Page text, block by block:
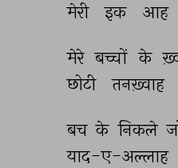
मेरी
इक आह
मेरे बच्चों के
छोटी
तनख़्वाह
बच के निकले
याद-ए-अल्लाह